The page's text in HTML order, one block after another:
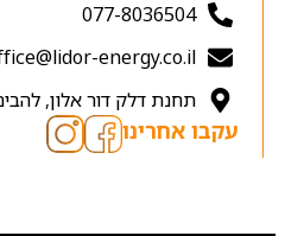
077-8036504
office@lidor-energy.co.il
תחנת דלק דור אלון, להבים
עקבו אחרינו